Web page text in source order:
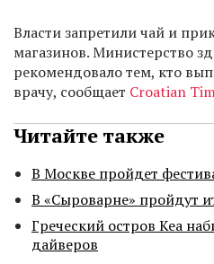
Власти запретили чай и
магазинов. Министерство
рекомендовало тем, кто
врачу, сообщает Croatian
Читайте также
В Москве пройдет
В «Сыроварне» пройдут
Греческий остров Кеа
дайверов